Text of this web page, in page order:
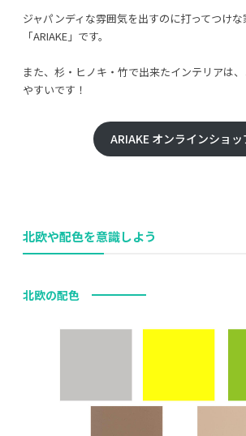
ジャパンディな雰囲気を出すのに打ってつけ
「ARIAKE」です。
また、杉・ヒノキ・竹で出来たインテリアは、
やすいです！
ARIAKE オンラインショッ
北欧や配色を意識しよう
北欧の配色